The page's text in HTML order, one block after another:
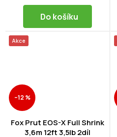
Do košíku
Akce
–12 %
Fox Prut EOS-X Full Shrink
3,6m 12ft 3,5lb 2díl